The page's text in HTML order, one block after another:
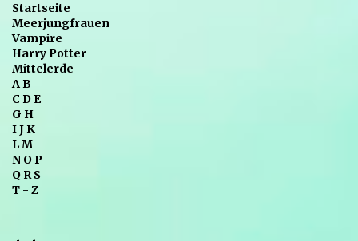
Startseite
Meerjungfrauen
Vampire
Harry Potter
Mittelerde
A B
C D E
G H
I J K
L M
N O P
Q R S
T - Z